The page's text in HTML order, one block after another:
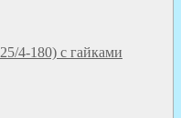
4-180) с гайками